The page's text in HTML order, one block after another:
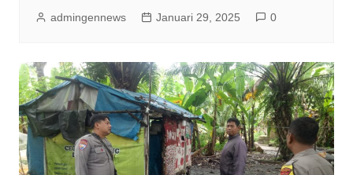
admingennews Januari 29, 2025 0